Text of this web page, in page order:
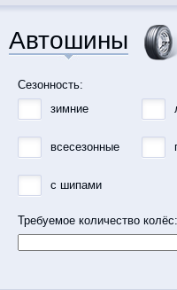
Автошины
Сезонность:
зимние
всесезонные
с шипами
Требуемое количество колёс: